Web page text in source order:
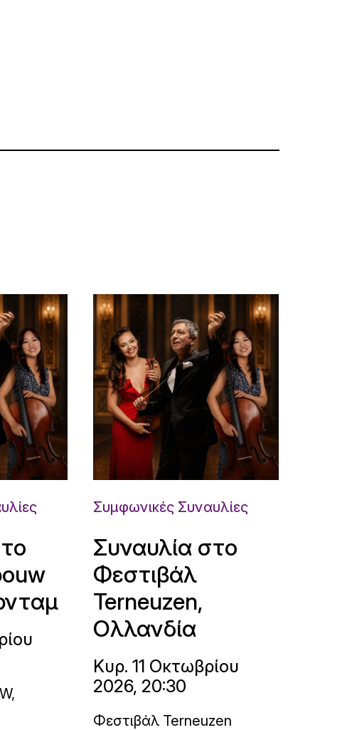
Συμφωνικές Συναυλίες
Συναυλία στο
Φεστιβάλ
Terneuzen,
Ολλανδία
Κυρ. 11 Οκτωβρίου
2026, 20:30
Φεστιβάλ Terneuzen